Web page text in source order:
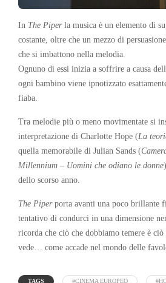
In The Piperla musica è un elemento di
costante, oltre che un mezzo di
che si imbattono nella melodia.
Ognuno di essi inizia a soffrire a causa
ogni bambino viene ipnotizzato
fiaba.
Tra melodie più o meno movimentate si
interpretazione di Charlotte Hope (La
quella memorabile di Julian Sands (
Millennium – Uomini che odiano le donne
dello scorso anno.
The Piperporta avanti una poco brillante
tentativo di condurci in una dimensione
ricorda che ciò che dobbiamo temere è ciò
vede… come accade nel mondo delle
TAGS #CINEMA EUROPEO